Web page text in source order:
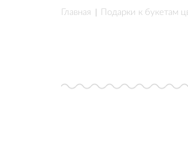
Главная Подарки к букетам